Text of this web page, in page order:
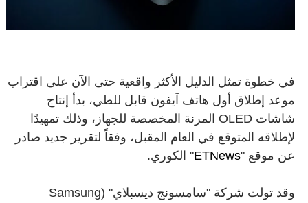
في خطوة تمثل الدليل الأكثر واقعية حتى الآن على اقتراب
موعد إطلاق أول هاتف آيفون قابل للطي، بدأ إنتاج
شاشات OLED المرنة المخصصة للجهاز، وذلك تمهيدًا
لإطلاقه المتوقع في العام المقبل، وفقاً لتقرير جديد صادر
عن موقع "ETNews" الكوري.
وقد تولت شركة "سامسونج ديسبلاي" (Samsung